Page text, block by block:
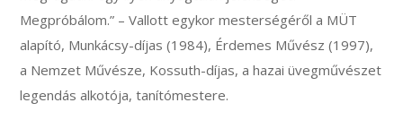
Megpróbálom.” – Vallott egykor mesterségéről a MÜT
alapító, Munkácsy-díjas (1984), Érdemes Művész (1997),
a Nemzet Művésze, Kossuth-díjas, a hazai üvegművészet
legendás alkotója, tanítómestere.